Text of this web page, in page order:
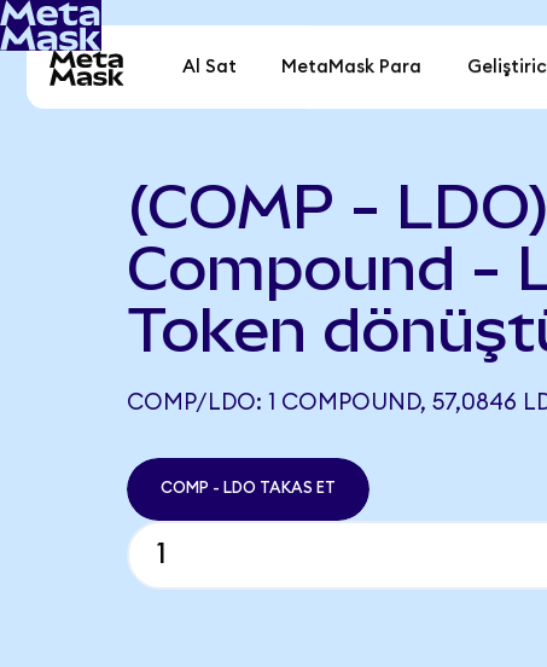
Al Sat MetaMask Para
(COMP - LDO)
Compound -
Token
COMP/LDO: 1 COMPOUND, 57,0846
COMP - LDO TAKAS ET